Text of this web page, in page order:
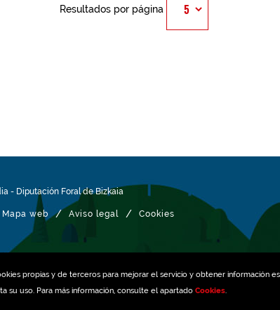
propias y de terceros para mejorar el servicio y obtener información
su uso. Para más información, consulte el apartado Cookies.
Resultados por página
- Diputación Foral de Bizkaia
Mapa web / Aviso legal / Cookies